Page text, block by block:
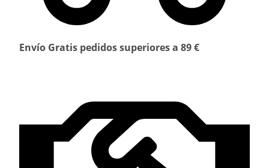
Envío Gratis pedidos superiores a 89 €